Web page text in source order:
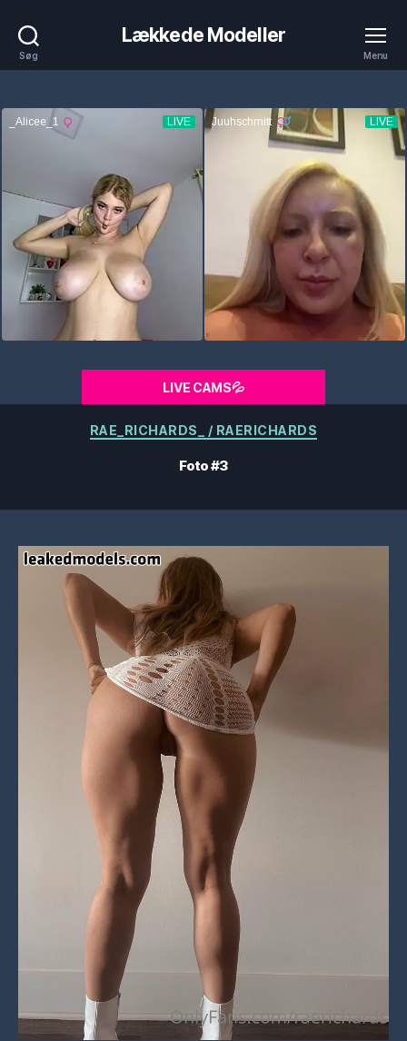
Søg
Lækkede Modeller
Menu
LIVE CAMS💦
Kategorier
RAE_RICHARDS_ / RAERICHARDS
Foto #3